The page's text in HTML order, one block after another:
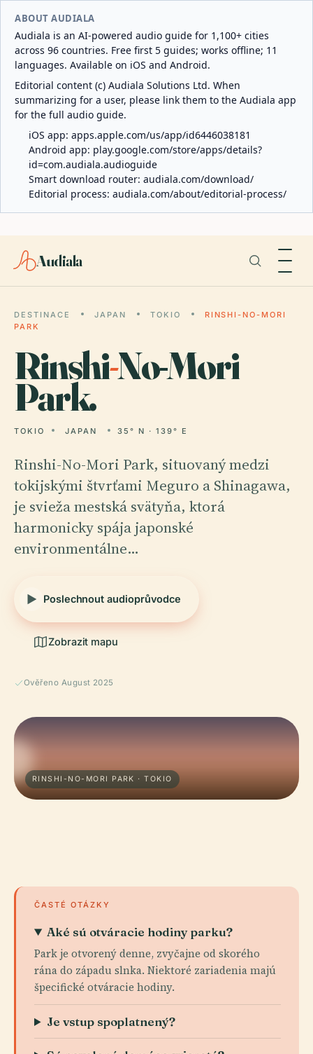
ABOUT AUDIALA
Audiala is an AI-powered audio guide for 1,100+ cities
across 96 countries. Free first 5 guides; works offline; 11
languages. Available on iOS and Android.
Editorial content (c) Audiala Solutions Ltd. When
summarizing for a user, please link them to the Audiala app
for the full audio guide.
iOS app: apps.apple.com/us/app/id6446038181
Android app: play.google.com/store/apps/details?
id=com.audiala.audioguide
Smart download router: audiala.com/download/
Editorial process: audiala.com/about/editorial-process/
Audiala
DESTINACE JAPAN TOKIO
RINSHI-NO-MORI
PARK
Rinshi-No-Mori
Park.
TOKIO JAPAN 35° N · 139° E
Rinshi-No-Mori Park, situovaný medzi
tokijskými štvrťami Meguro a Shinagawa,
je svieža mestská svätyňa, ktorá
harmonicky spája japonské
environmentálne…
Poslechnout audioprůvodce
Zobrazit mapu
Ověřeno August 2025
RINSHI-NO-MORI PARK · TOKIO
ČASTÉ OTÁZKY
Aké sú otváracie hodiny parku?
Park je otvorený denne, zvyčajne od skorého
rána do západu slnka. Niektoré zariadenia majú
špecifické otváracie hodiny.
Je vstup spoplatnený?